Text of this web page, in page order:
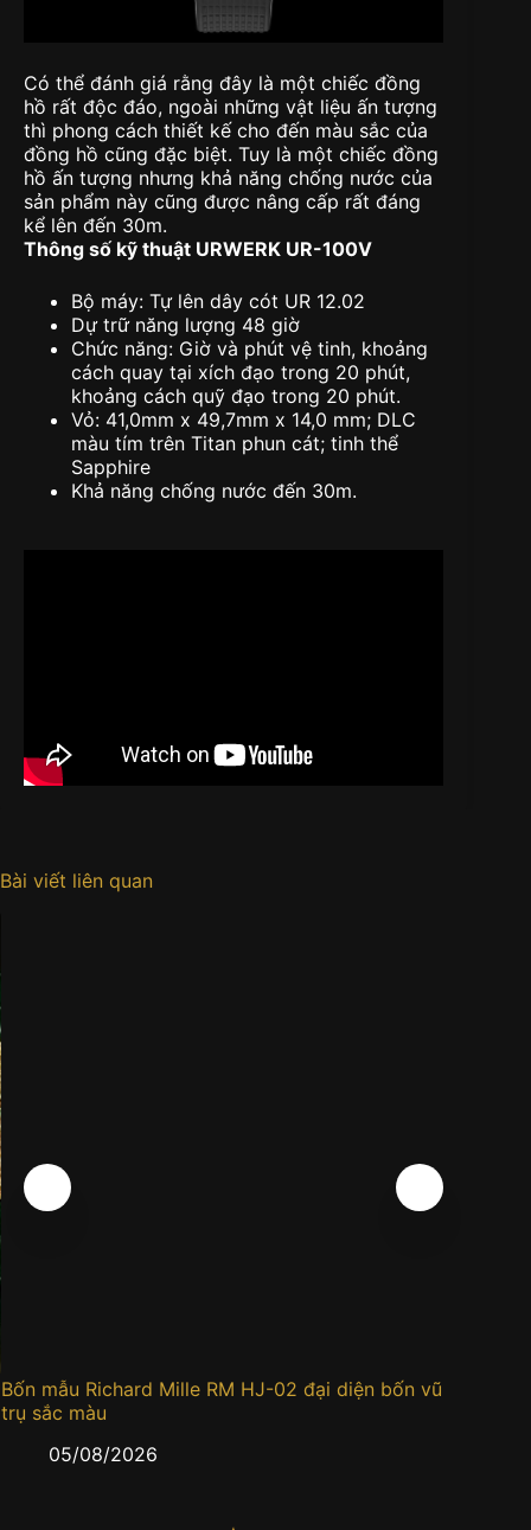
Có thể đánh giá rằng đây là một chiếc đồng
hồ rất độc đáo, ngoài những vật liệu ấn tượng
thì phong cách thiết kế cho đến màu sắc của
đồng hồ cũng đặc biệt. Tuy là một chiếc đồng
hồ ấn tượng nhưng khả năng chống nước của
sản phẩm này cũng được nâng cấp rất đáng
kể lên đến 30m.
Thông số kỹ thuật URWERK UR-100V
Bộ máy: Tự lên dây cót UR 12.02
Dự trữ năng lượng 48 giờ
Chức năng: Giờ và phút vệ tinh, khoảng
cách quay tại xích đạo trong 20 phút,
khoảng cách quỹ đạo trong 20 phút.
Vỏ: 41,0mm x 49,7mm x 14,0 mm; DLC
màu tím trên Titan phun cát; tinh thể
Sapphire
Khả năng chống nước đến 30m.
Bài viết liên quan
Bốn mẫu Richard Mille RM HJ-02 đại diện bốn vũ
trụ sắc màu
05/08/2026